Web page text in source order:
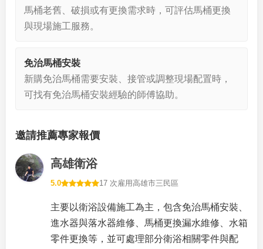
馬桶老舊、破損或有更換需求時，可評估馬桶更換
與現場施工服務。
免治馬桶安裝
新購免治馬桶需要安裝、接管或調整現場配置時，
可找有免治馬桶安裝經驗的師傅協助。
邀請推薦專家報價
高雄衛浴
5.0 17 次雇用高雄市三民區
主要以衛浴設備施工為主，包含免治馬桶安裝、
進水器與落水器維修、馬桶更換漏水維修、水箱
零件更換等，並可處理部分衛浴相關零件與配